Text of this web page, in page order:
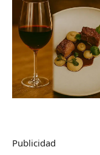
Publicidad